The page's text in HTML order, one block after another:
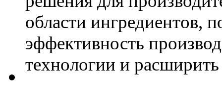
области ингредиентов,
эффективность
технологии и расширить